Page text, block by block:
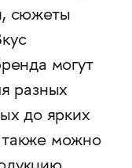
сюжеты
могут
разных
до ярких
можно